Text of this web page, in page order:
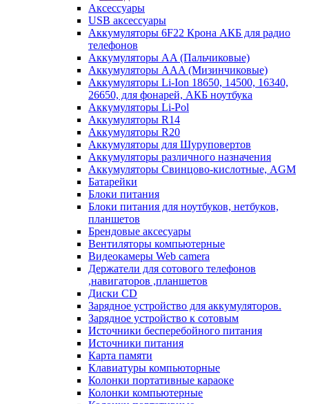
Аксессуары
USB аксессуары
Аккумуляторы 6F22 Крона АКБ для радио
телефонов
Аккумуляторы AA (Пальчиковые)
Аккумуляторы AAA (Мизинчиковые)
Аккумуляторы Li-Ion 18650, 14500, 16340,
26650, для фонарей, АКБ ноутбука
Аккумуляторы Li-Pol
Аккумуляторы R14
Аккумуляторы R20
Аккумуляторы для Шуруповертов
Аккумуляторы различного назначения
Аккумуляторы Свинцово-кислотные, AGM
Батарейки
Блоки питания
Блоки питания для ноутбуков, нетбуков,
планшетов
Брендовые аксесуары
Вентиляторы компьютерные
Видеокамеры Web camera
Держатели для сотового телефонов
,навигаторов ,планшетов
Диски CD
Зарядное устройство для аккумуляторов.
Зарядное устройство к сотовым
Источники бесперебойного питания
Источники питания
Карта памяти
Клавиатуры компьюторные
Колонки портативные караоке
Колонки компьютерные